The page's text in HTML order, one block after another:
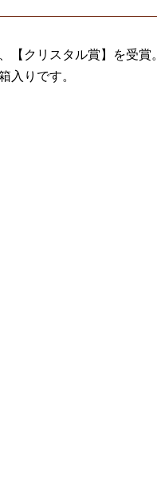
クリスタル賞】を受賞。
入りです。